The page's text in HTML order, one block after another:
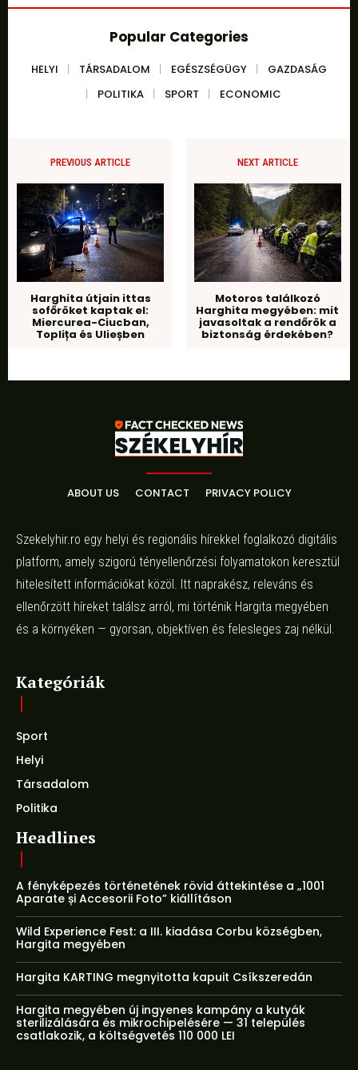
Popular Categories
HELYI TÁRSADALOM EGÉSZSÉGÜGY
GAZDASÁG
POLITIKA
SPORT ECONOMIC
PREVIOUS ARTICLE
Harghita útjain ittas
sofőröket kaptak el:
Miercurea-Ciucban,
Toplița és Ulieșben
NEXT ARTICLE
Motoros találkozó
Harghita megyében: mit
javasoltak a rendőrök a
biztonság érdekében?
ABOUT US CONTACT PRIVACY POLICY
Szekelyhir.ro egy helyi és regionális hírekkel foglalkozó digitális
platform, amely szigorú tényellenőrzési folyamatokon keresztül
hitelesített információkat közöl. Itt naprakész, releváns és
ellenőrzött híreket találsz arról, mi történik Hargita megyében
és a környéken — gyorsan, objektíven és felesleges zaj nélkül.
Kategóriák
Sport
Helyi
Társadalom
Politika
Headlines
A fényképezés történetének rövid áttekintése a „1001
Aparate și Accesorii Foto” kiállításon
Wild Experience Fest: a III. kiadása Corbu községben,
Hargita megyében
Hargita KARTING megnyitotta kapuit Csíkszeredán
Hargita megyében új ingyenes kampány a kutyák
sterilizálására és mikrochipelésére — 31 település
csatlakozik, a költségvetés 110 000 LEI